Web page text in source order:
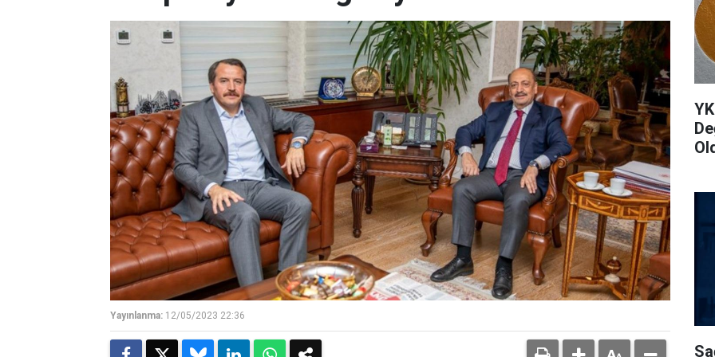
Yayınlanma: 12/05/2023 22:36